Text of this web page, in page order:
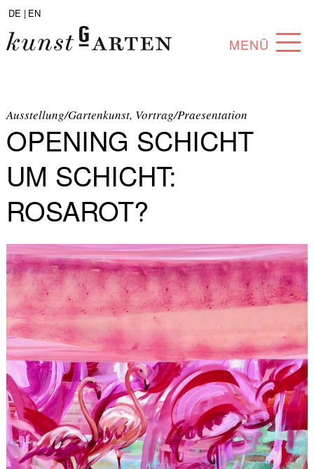
DE | EN
MENÜ
ABOUT
SAMMLUNG
KÜNSTLER*INNEN
PARTNER*INNEN
ANGEBOTE
Ausstellung/Gartenkunst, Vortrag/Praesentation
OPENING SCHICHT
UM SCHICHT:
ROSAROT?